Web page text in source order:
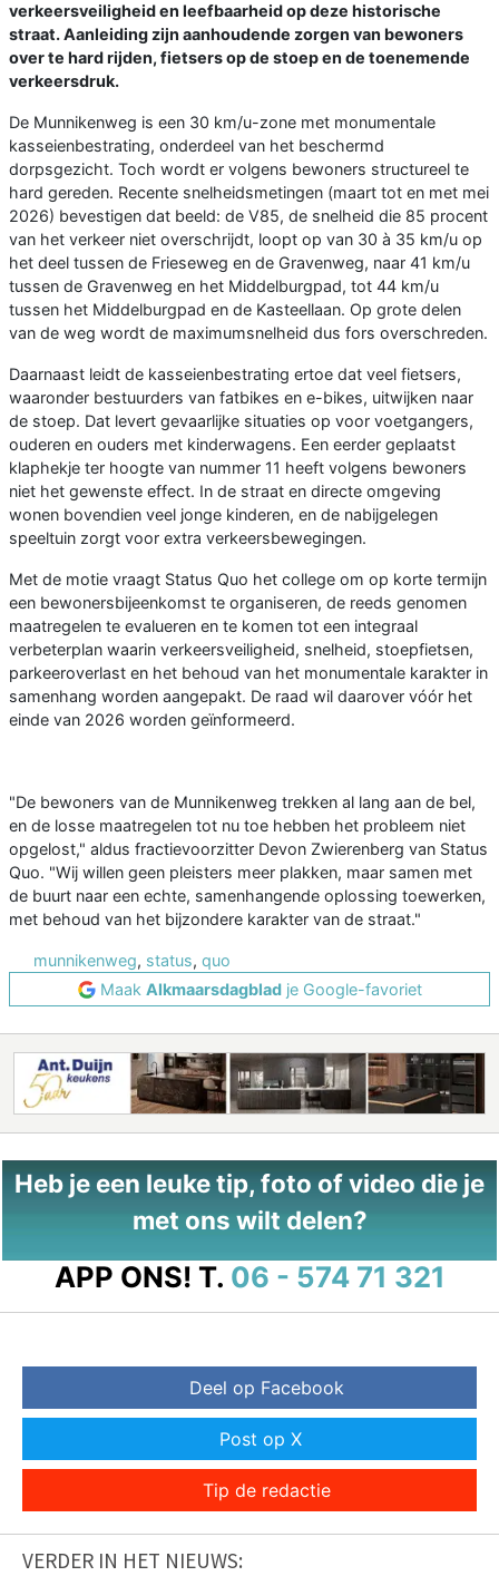
verkeersveiligheid en leefbaarheid op deze historische
straat. Aanleiding zijn aanhoudende zorgen van bewoners
over te hard rijden, fietsers op de stoep en de toenemende
verkeersdruk.
De Munnikenweg is een 30 km/u-zone met monumentale
kasseienbestrating, onderdeel van het beschermd
dorpsgezicht. Toch wordt er volgens bewoners structureel te
hard gereden. Recente snelheidsmetingen (maart tot en met mei
2026) bevestigen dat beeld: de V85, de snelheid die 85 procent
van het verkeer niet overschrijdt, loopt op van 30 à 35 km/u op
het deel tussen de Frieseweg en de Gravenweg, naar 41 km/u
tussen de Gravenweg en het Middelburgpad, tot 44 km/u
tussen het Middelburgpad en de Kasteellaan. Op grote delen
van de weg wordt de maximumsnelheid dus fors overschreden.
Daarnaast leidt de kasseienbestrating ertoe dat veel fietsers,
waaronder bestuurders van fatbikes en e-bikes, uitwijken naar
de stoep. Dat levert gevaarlijke situaties op voor voetgangers,
ouderen en ouders met kinderwagens. Een eerder geplaatst
klaphekje ter hoogte van nummer 11 heeft volgens bewoners
niet het gewenste effect. In de straat en directe omgeving
wonen bovendien veel jonge kinderen, en de nabijgelegen
speeltuin zorgt voor extra verkeersbewegingen.
Met de motie vraagt Status Quo het college om op korte termijn
een bewonersbijeenkomst te organiseren, de reeds genomen
maatregelen te evalueren en te komen tot een integraal
verbeterplan waarin verkeersveiligheid, snelheid, stoepfietsen,
parkeeroverlast en het behoud van het monumentale karakter in
samenhang worden aangepakt. De raad wil daarover vóór het
einde van 2026 worden geïnformeerd.
"De bewoners van de Munnikenweg trekken al lang aan de bel,
en de losse maatregelen tot nu toe hebben het probleem niet
opgelost," aldus fractievoorzitter Devon Zwierenberg van Status
Quo. "Wij willen geen pleisters meer plakken, maar samen met
de buurt naar een echte, samenhangende oplossing toewerken,
met behoud van het bijzondere karakter van de straat."
munnikenweg, status, quo
Maak Alkmaarsdagbladje Google-favoriet
Heb je een leuke tip, foto of video die je
met ons wilt delen?
APP ONS! T. 06 - 574 71 321
Deel op Facebook
Post op X
Tip de redactie
VERDER IN HET NIEUWS: